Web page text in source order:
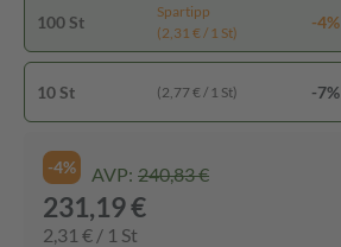
100 St
Spartipp
(2,31 € / 1 St)
-4%
10 St (2,77 € / 1 St) -7%
-4% AVP: 240,83 €
231,19 €
2,31 € / 1 St